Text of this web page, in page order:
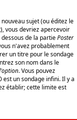
sujet (ou éditez le
vous devriez apercevoir
de la partiePoster
n'avez probablement
un titre pour le sondage
son nom dans le
. Vous pouvez
un sondage infini. Il y a
établir; cette limite est